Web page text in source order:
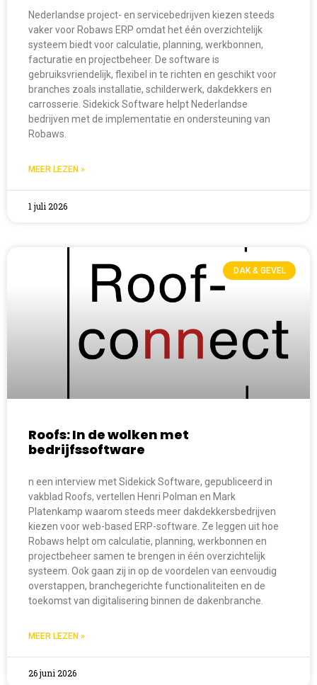
Nederlandse project- en servicebedrijven kiezen steeds
vaker voor Robaws ERP omdat het één overzichtelijk
systeem biedt voor calculatie, planning, werkbonnen,
facturatie en projectbeheer. De software is
gebruiksvriendelijk, flexibel in te richten en geschikt voor
branches zoals installatie, schilderwerk, dakdekkers en
carrosserie. Sidekick Software helpt Nederlandse
bedrijven met de implementatie en ondersteuning van
Robaws.
MEER LEZEN »
1 juli 2026
DAK & GEVEL
Roofs: In de wolken met
bedrijfssoftware
n een interview met Sidekick Software, gepubliceerd in
vakblad Roofs, vertellen Henri Polman en Mark
Platenkamp waarom steeds meer dakdekkersbedrijven
kiezen voor web-based ERP-software. Ze leggen uit hoe
Robaws helpt om calculatie, planning, werkbonnen en
projectbeheer samen te brengen in één overzichtelijk
systeem. Ook gaan zij in op de voordelen van eenvoudig
overstappen, branchegerichte functionaliteiten en de
toekomst van digitalisering binnen de dakenbranche.
MEER LEZEN »
26 juni 2026